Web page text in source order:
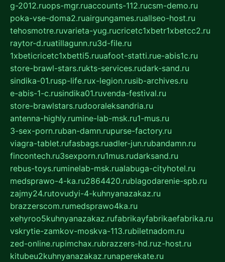
g-2012.ruops-mgr.ruaccounts-112.rucsm-demo.ru
poka-vse-doma2.ruairgungames.ruallseo-host.ru
tehosmotre.ruvarieta-yug.rucricetc1xbetr1xbetcc2.ru
raytor-d.ruatillagunn.ru3d-file.ru
1xbeticricetc1xbetti5.ruuafoot-statti.rue-abis1c.ru
store-brawl-stars.rukts-services.rudark-sand.ru
sindika-01.rusp-life.rux-legion.rusib-archives.ru
e-abis-1-c.rusindika01.ruvenda-festival.ru
store-brawlstars.rudooraleksandria.ru
antenna-highly.rumine-lab-msk.ru1-mus.ru
3-sex-porn.ruban-damn.rupurse-factory.ru
viagra-tablet.rufasbags.ruadler-jun.rubandamn.ru
fincontech.ru3sexporn.ru1mus.rudarksand.ru
rebus-toys.ruminelab-msk.rualabuga-cityhotel.ru
medsprawo-4-ka.ru2864420.rublagodarenie-spb.ru
zajmy24.rutovudyi-4-kuhnyanazakaz.ru
brazzerscom.rumedsprawo4ka.ru
xehyroo5kuhnyanazakaz.rufabrikayfabrikaefabrika.ru
vskrytie-zamkov-moskva-113.rubiletnadom.ru
zed-online.rupimchax.rubrazzers-hd.ruz-host.ru
kitubeu2kuhnyanazakaz.runaperekate.ru